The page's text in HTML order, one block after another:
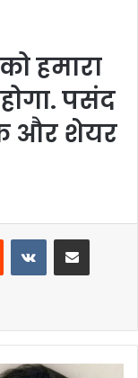
हमारा
पसंद
और शेयर
Reddit VKontakteShare via Email